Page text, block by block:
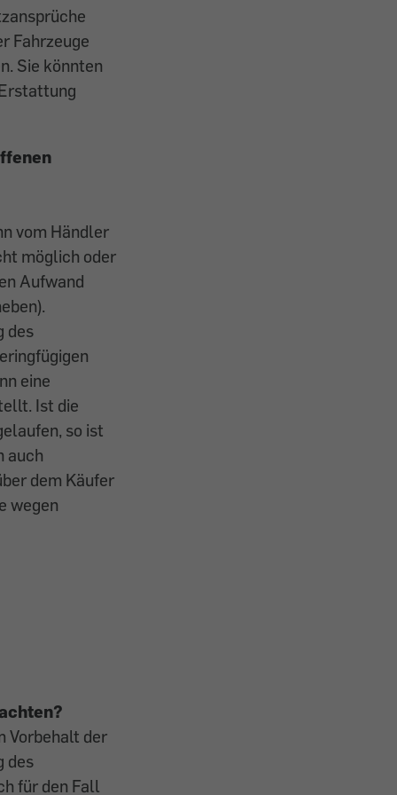
Fahrzeuge
Sie könnten
vom Händler
möglich oder
Aufwand
des
eine
Ist die
so ist
auch
dem Käufer
wegen
Vorbehalt der
des
für den Fall